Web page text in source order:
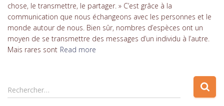
chose, le transmettre, le partager. » C’est grâce à la
communication que nous échangeons avec les personnes et le
monde autour de nous. Bien sûr, nombres d’espèces ont un
moyen de se transmettre des messages d’un individu à l’autre.
Mais rares sont Read more
Rechercher…